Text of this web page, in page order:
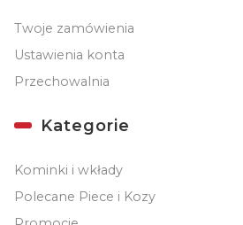
Twoje zamówienia
Ustawienia konta
Przechowalnia
Kategorie
Kominki i wkłady
Polecane Piece i Kozy